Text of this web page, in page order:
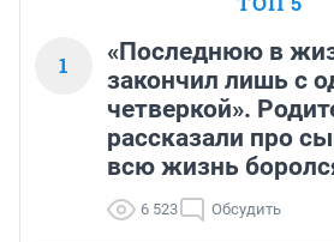
1
«Последнюю в
закончил лишь с
четверкой».
рассказали про
всю жизнь
6 523 Обсудить